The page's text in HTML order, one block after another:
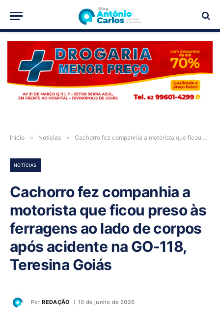
PUBLICIDADE
Início » Notícias » Cachorro fez companhia a motorista que ficou preso às ferragens ao lado de corpos após acidente na GO-118, Teresina Goiás
NOTÍCIAS
Cachorro fez companhia a
motorista que ficou preso às
ferragens ao lado de corpos
após acidente na GO-118,
Teresina Goiás
Por REDAÇÃO 10 de junho de 2026